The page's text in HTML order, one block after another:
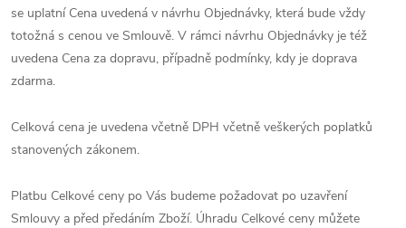
se uplatní Cena uvedená v návrhu Objednávky, která bude vždy
totožná s cenou ve Smlouvě. V rámci návrhu Objednávky je též
uvedena Cena za dopravu, případně podmínky, kdy je doprava
zdarma.
Celková cena je uvedena včetně DPH včetně veškerých poplatků
stanovených zákonem.
Platbu Celkové ceny po Vás budeme požadovat po uzavření
Smlouvy a před předáním Zboží. Úhradu Celkové ceny můžete